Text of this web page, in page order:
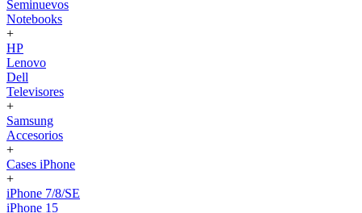
Seminuevos
Notebooks
+
HP
Lenovo
Dell
Televisores
+
Samsung
Accesorios
+
Cases iPhone
+
iPhone 7/8/SE
iPhone 15